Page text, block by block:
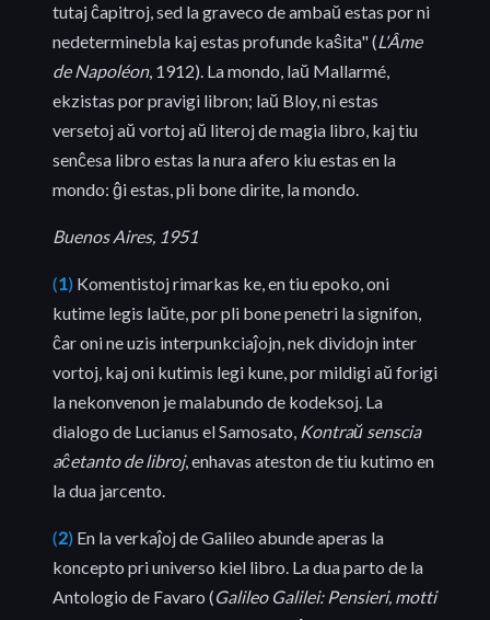
tutaj ĉapitroj, sed la graveco de ambaŭ estas por ni
nedeterminebla kaj estas profunde kaŝita" (L'Âme
de Napoléon, 1912). La mondo, laŭ Mallarmé,
ekzistas por pravigi libron; laŭ Bloy, ni estas
versetoj aŭ vortoj aŭ literoj de magia libro, kaj tiu
senĉesa libro estas la nura afero kiu estas en la
mondo: ĝi estas, pli bone dirite, la mondo.
Buenos Aires, 1951
(1) Komentistoj rimarkas ke, en tiu epoko, oni
kutime legis laŭte, por pli bone penetri la signifon,
ĉar oni ne uzis interpunkciaĵojn, nek dividojn inter
vortoj, kaj oni kutimis legi kune, por mildigi aŭ forigi
la nekonvenon je malabundo de kodeksoj. La
dialogo de Lucianus el Samosato, Kontraŭ senscia
aĉetanto de libroj, enhavas ateston de tiu kutimo en
la dua jarcento.
(2) En la verkaĵoj de Galileo abunde aperas la
koncepto pri universo kiel libro. La dua parto de la
Antologio de Favaro (Galileo Galilei: Pensieri, motti